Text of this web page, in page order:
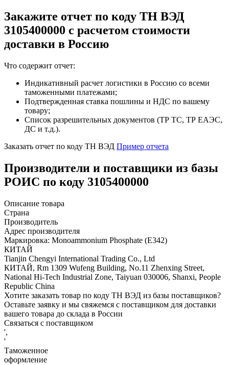
Закажите отчет по коду ТН ВЭД
3105400000 с расчетом стоимости
доставки в Россию
Что содержит отчет:
Индикативный расчет логистики в Россию со всеми
таможенными платежами;
Подтвержденная ставка пошлины и НДС по вашему
товару;
Список разрешительных документов (ТР ТС, ТР ЕАЭС,
ДС и т.д.).
Заказать отчет по коду ТН ВЭД Пример отчета
Производители и поставщики из базы
РОИС по коду 3105400000
Описание товара
Страна
Производитель
Адрес производителя
Маркировка: Monoammonium Phosphate (Е342)
КИТАЙ
Tianjin Chengyi International Trading Co., Ltd
КИТАЙ, Rm 1309 Wufeng Building, No.11 Zhenxing Street,
National Hi-Tech Industrial Zone, Taiyuan 030006, Shanxi, People
Republic China
Хотите заказать товар по коду ТН ВЭД из базы поставщиков?
Оставьте заявку и мы свяжемся с поставщиком для доставки
вашего товара до склада в России
Связаться с поставщиком
',
'
Таможенное
оформление